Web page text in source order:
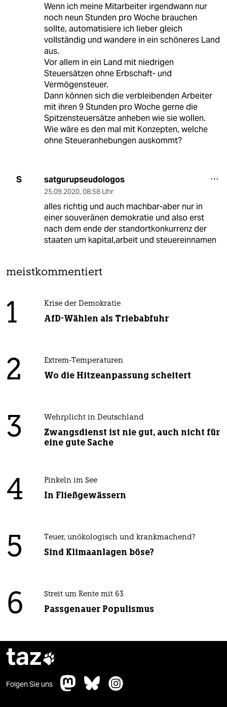
Wenn ich meine Mitarbeiter irgendwann nur
noch neun Stunden pro Woche brauchen
sollte, automatisiere ich lieber gleich
vollständig und wandere in ein schöneres Land
aus.
Vor allem in ein Land mit niedrigen
Steuersätzen ohne Erbschaft- und
Vermögensteuer.
Dann können sich die verbleibenden Arbeiter
mit ihren 9 Stunden pro Woche gerne die
Spitzensteuersätze anheben wie sie wollen.
Wie wäre es den mal mit Konzepten, welche
ohne Steueranhebungen auskommt?
S satgurupseudologos
25.09.2020, 08:58 Uhr
alles richtig und auch machbar-aber nur in
einer souveränen demokratie und also erst
nach dem ende der standortkonkurrenz der
staaten um kapital,arbeit und steuereinnamen
meistkommentiert
1 Krise der Demokratie
AfD-Wählen als Triebabfuhr
2 Extrem-Temperaturen
Wo die Hitzeanpassung scheitert
3 Wehrplicht in Deutschland
Zwangsdienst ist nie gut, auch nicht für
eine gute Sache
4 Pinkeln im See
In Fließgewässern
5 Teuer, unökologisch und krankmachend?
Sind Klimaanlagen böse?
6 Streit um Rente mit 63
Passgenauer Populismus
taz
Folgen Sie uns